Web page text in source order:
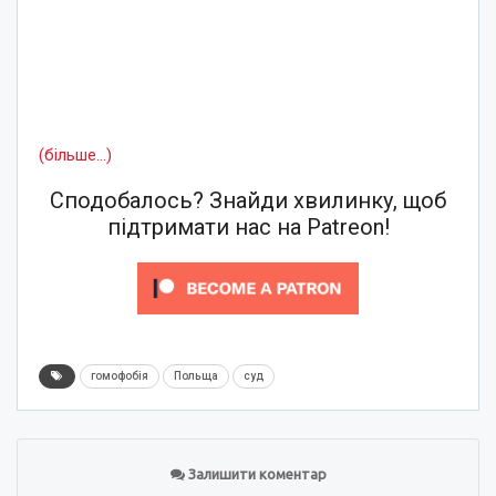
(більше…)
Сподобалось? Знайди хвилинку, щоб
підтримати нас на Patreon!
гомофобія Польща суд
Залишити коментар